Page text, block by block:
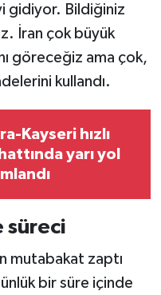
gidiyor. Bildiğiniz
İran çok büyük
göreceğiz ama çok,
kullandı.
Kayseri hızlı
yarı yol
süreci
mutabakat zaptı
bir süre içinde